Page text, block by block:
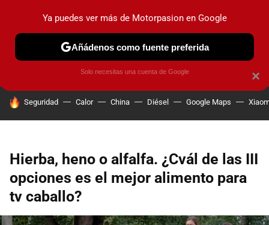
PRUEBAS COCHES ELÉCTRICOS OBSERVATORIO
HOY SE HABLA DE
Seguridad Calor China Diésel Google Maps
Hierba, heno o alfalfa. ¿Cvál de las III
opciones es el mejor alimento para
tv caballo?
×
Ya puedes ver más de Motorpasion en Google
Añádenos como fuente preferida
Solo necesitas una cuenta de Google